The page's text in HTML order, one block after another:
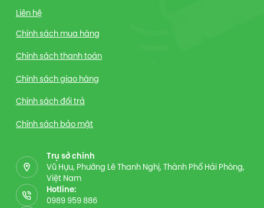
Liên hệ
Chính sách mua hàng
Chính sách thanh toán
Chính sách giao hàng
Chính sách đổi trả
Chính sách bảo mật
Trụ sở chính
Vũ Hựu, Phường Lê Thanh Nghị, Thành Phố Hải Phòng,
Việt Nam
Hotline:
0989 959 886